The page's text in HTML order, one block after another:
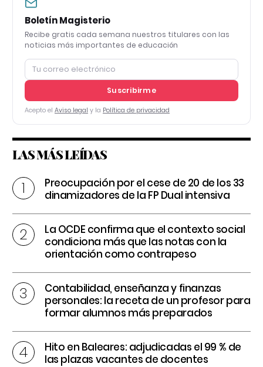
Boletín Magisterio
Recibe gratis cada semana nuestros titulares con las
noticias más importantes de educación
Suscribirme
Acepto el Aviso legal y la Política de privacidad
LAS MÁS LEÍDAS
Preocupación por el cese de 20 de los 33
dinamizadores de la FP Dual intensiva
La OCDE confirma que el contexto social
condiciona más que las notas con la
orientación como contrapeso
Contabilidad, enseñanza y finanzas
personales: la receta de un profesor para
formar alumnos más preparados
Hito en Baleares: adjudicadas el 99 % de
las plazas vacantes de docentes